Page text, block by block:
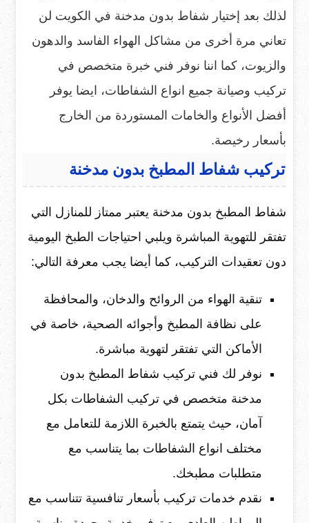
لذلك بعد إختيار شفاط بدون مدخنة في الكويت لن
تعاني مرة أخرى من مشاكل الهواء الفاسد والدهون
والزيوت، كما اننا نوفر فني خبرة متخصص في
تركيب وصيانة جميع انواع الشفاطات، ايضا يوفر
أفضل الأنواع والخامات المستوردة من الخارج
بأسعار رخيصة.
تركيب شفاط المطبخ بدون مدخنة
شفاط المطبخ بدون مدخنة يعتبر ممتاز للمنازل التي
تفتقر للتهوية المباشرة ويلبي احتياجات الطبخ اليومية
دون تعقيدات التركيب، كما أيضا يجب معرفة التالي:
تنقية الهواء من الروائح والدخان، والمحافظة
على نظافة المطبخ وأجوائه الصحية، خاصة في
الأماكن التي تفتقر لتهوية مباشرة.
نوفر لك فني تركيب شفاط المطبخ بدون
مدخنة متخصص في تركيب الشفاطات بكل
آمان، حيث يتمتع بالخبرة اللازمة للتعامل مع
مختلف انواع الشفاطات بما يتناسب مع
متطلبات مطبخك.
نقدم خدمات تركيب بأسعار تنافسية تتناسب مع